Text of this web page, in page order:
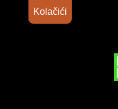
Kolačići